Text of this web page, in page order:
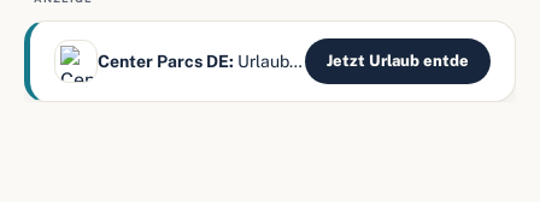
Center Parcs DE: Urlaub mitten im Wald erleben Jetzt Urlaub entde